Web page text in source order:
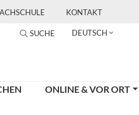
KONTAKT
SUCHE DEUTSCH
ONLINE & VOR ORT